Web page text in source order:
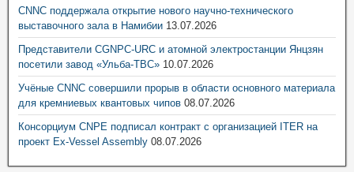
CNNC поддержала открытие нового научно-технического
выставочного зала в Намибии 13.07.2026
Представители CGNPC-URC и атомной электростанции Янцзян
посетили завод «Ульба-ТВС» 10.07.2026
Учёные CNNC совершили прорыв в области основного материала
для кремниевых квантовых чипов 08.07.2026
Консорциум CNPE подписал контракт с организацией ITER на
проект Ex-Vessel Assembly 08.07.2026